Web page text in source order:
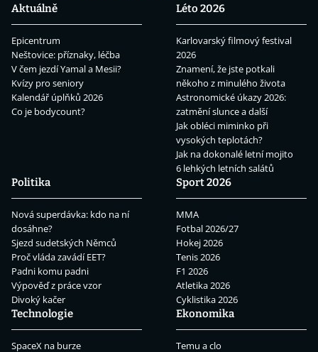
Aktuálně
Epicentrum
Neštovice: příznaky, léčba
V čem jezdí Yamal a Mesii?
Kvízy pro seniory
Kalendář úplňků 2026
Co je bodycount?
Léto 2026
Karlovarský filmový festival
2026
Znamení, že jste potkali
někoho z minulého života
Astronomické úkazy 2026:
zatmění slunce a další
Jak obléci miminko při
vysokých teplotách?
Jak na dokonalé letní mojito
6 lehkých letních salátů
Politika
Nová superdávka: kdo na ní
dosáhne?
Sjezd sudetských Němců
Proč vláda zavádí EET?
Padni komu padni
Výpověď z práce vzor
Divoký kačer
Sport 2026
MMA
Fotbal 2026/27
Hokej 2026
Tenis 2026
F1 2026
Atletika 2026
Cyklistika 2026
Technologie
SpaceX na burze
Ekonomika
Temu a clo